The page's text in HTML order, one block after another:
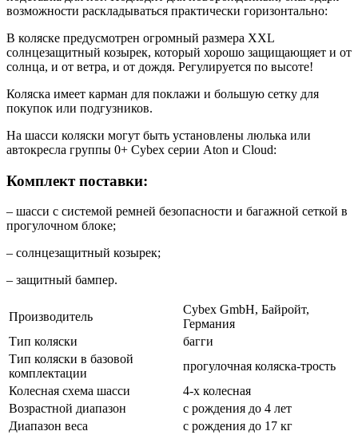
возможности раскладываться практически горизонтально:
В коляске предусмотрен огромный размера XXL
солнцезащитный козырек, который хорошо защищающяет и от
солнца, и от ветра, и от дождя. Регулируется по высоте!
Коляска имеет карман для поклажи и большую сетку для
покупок или подгузников.
На шасси коляски могут быть установлены люлька или
автокресла группы 0+ Cybex серии Aton и Cloud:
Комплект поставки:
– шасси с системой ремней безопасности и багажной сеткой в
прогулочном блоке;
– солнцезащитный козырек;
– защитный бампер.
Производитель
Cybex GmbH, Байройт,
Германия
Тип коляски
багги
Тип коляски в базовой
комплектации
прогулочная коляска-трость
Колесная схема шасси
4-х колесная
Возрастной диапазон
с рождения до 4 лет
Диапазон веса
с рождения до 17 кг